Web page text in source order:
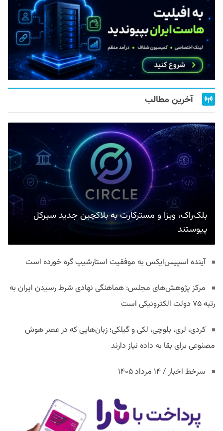
آخرین مطالب
بلک‌راک، ویزا و مسترکارت به بلاکچین جدید سیرکل
پیوستند
آینده اسپیس‌ایکس به موفقیت استارشیپ گره خورده است
مرکز پژوهش‌های مجلس: هماهنگی نهادی شرط رسیدن ایران به
رتبه ۷۵ دولت الکترونیکی است
کردی، لری، بلوچی، لکی و گیلکی؛ زبان‌هایی که در عصر هوش
مصنوعی برای بقا به داده نیاز دارند
سرخط اخبار / ۱۴ مرداد ۱۴۰۵